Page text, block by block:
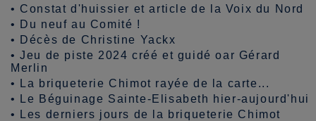
• Constat d'huissier et article de la Voix du Nord
•
Du neuf au Comité !
•
Décès de Christine Yackx
•Jeu de piste 2024 créé et guidé oar Gérard
Merlin
•
La briqueterie Chimot rayée de la carte...
•
Le Béguinage Sainte-Elisabeth hier-aujourd'hui
•
Les derniers jours de la briqueterie Chimot